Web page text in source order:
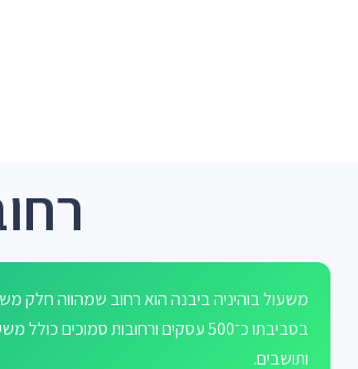
משעול בוהיניה ביבנה הוא רחוב שמהווה חלק
בסביבתו כ־500 עסקים ורחובות
ותושבים.